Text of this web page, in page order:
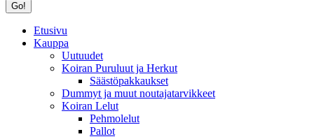
Etusivu
Kauppa
Uutuudet
Koiran Puruluut ja Herkut
Säästöpakkaukset
Dummyt ja muut noutajatarvikkeet
Koiran Lelut
Pehmolelut
Pallot